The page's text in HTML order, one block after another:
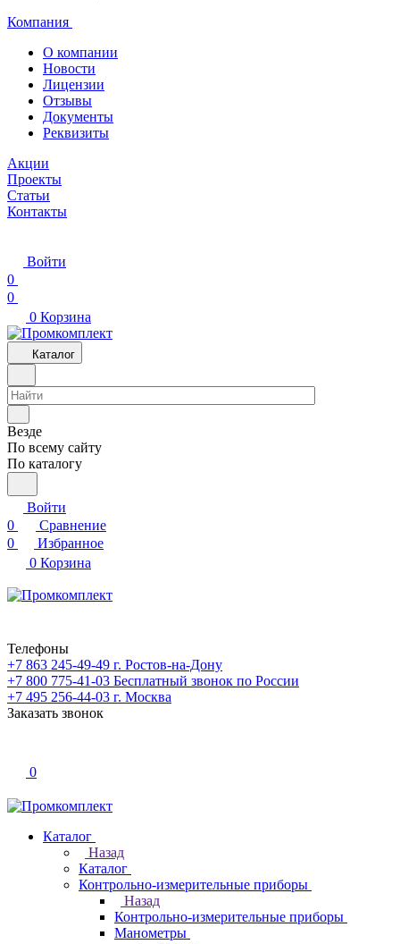
Компания
О компании
Новости
Лицензии
Отзывы
Документы
Реквизиты
Акции
Проекты
Статьи
Контакты
Войти
0
0
0 Корзина
Каталог
Везде
По всему сайту
По каталогу
Войти
0
Сравнение
0
Избранное
0 Корзина
Телефоны
+7 863 245-49-49 г. Ростов-на-Дону
+7 800 775-41-03 Бесплатный звонок по России
+7 495 256-44-03 г. Москва
Заказать звонок
0
Каталог
Назад
Каталог
Контрольно-измерительные приборы
Назад
Контрольно-измерительные приборы
Манометры